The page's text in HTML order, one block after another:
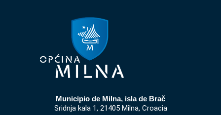
Municipio de Milna, isla de Brač
Sridnja kala 1, 21405 Milna, Croacia